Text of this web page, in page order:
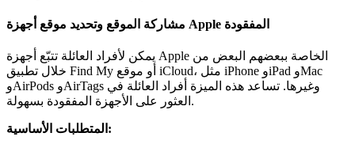
مشاركة الموقع وتحديد موقع أجهزة Apple المفقودة
يمكن لأفراد العائلة تتبّع أجهزة Apple الخاصة ببعضهم البعض من
خلال تطبيق Find My أو موقع iCloud، مثل iPhone وiPad وMac
وAirPods وAirTags وغيرها. تساعد هذه الميزة أفراد العائلة في
العثور على الأجهزة المفقودة بسهولة.
المتطلبات الأساسية: